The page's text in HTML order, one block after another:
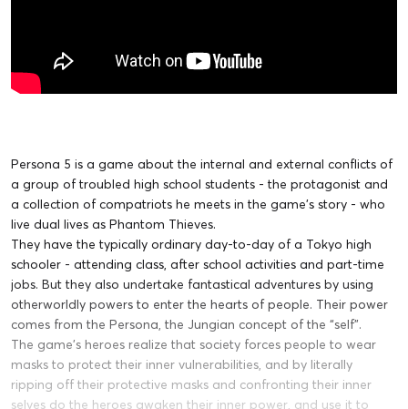
Persona 5 is a game about the internal and external conflicts of
a group of troubled high school students - the protagonist and
a collection of compatriots he meets in the game's story - who
live dual lives as Phantom Thieves.
They have the typically ordinary day-to-day of a Tokyo high
schooler - attending class, after school activities and part-time
jobs. But they also undertake fantastical adventures by using
otherworldly powers to enter the hearts of people. Their power
comes from the Persona, the Jungian concept of the “self”.
The game's heroes realize that society forces people to wear
masks to protect their inner vulnerabilities, and by literally
ripping off their protective masks and confronting their inner
selves do the heroes awaken their inner power, and use it to